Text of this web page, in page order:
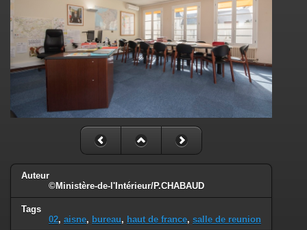
Auteur
©Ministère-de-l'Intérieur/P.CHABAUD
Tags
02, aisne, bureau, haut de france, salle de reunion